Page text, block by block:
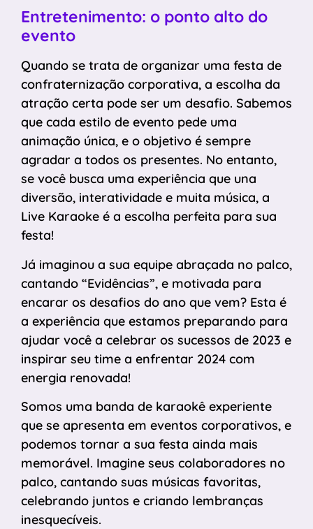
Entretenimento: o ponto alto do
evento
Quando se trata de organizar uma festa de
confraternização corporativa, a escolha da
atração certa pode ser um desafio. Sabemos
que cada estilo de evento pede uma
animação única, e o objetivo é sempre
agradar a todos os presentes. No entanto,
se você busca uma experiência que una
diversão, interatividade e muita música, a
Live Karaoke é a escolha perfeita para sua
festa!
Já imaginou a sua equipe abraçada no palco,
cantando “Evidências”, e motivada para
encarar os desafios do ano que vem? Esta é
a experiência que estamos preparando para
ajudar você a celebrar os sucessos de 2023 e
inspirar seu time a enfrentar 2024 com
energia renovada!
Somos uma banda de karaokê experiente
que se apresenta em eventos corporativos, e
podemos tornar a sua festa ainda mais
memorável. Imagine seus colaboradores no
palco, cantando suas músicas favoritas,
celebrando juntos e criando lembranças
inesquecíveis.